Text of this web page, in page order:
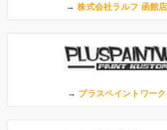
→株式会社ラルフ 函館
→ プラスペイントワー